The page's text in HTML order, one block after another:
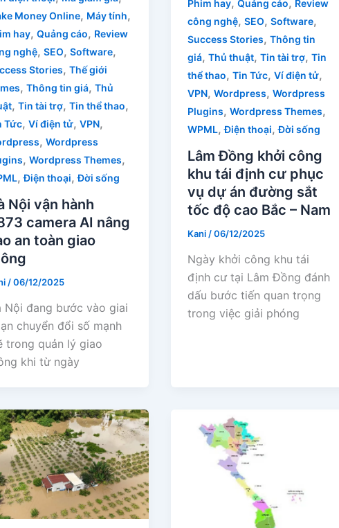
Money Online, Máy tính,
hay, Quảng cáo, Review
nghệ, SEO, Software,
Stories, Thế giới
, Thông tin giá, Thủ
, Tin tài trợ, Tin thể thao,
Tức, Ví điện tử, VPN,
, Wordpress
, Wordpress Themes,
,Điện thoại,Đời sống
Nội vận hành
camera AI nâng
an toàn giao
/06/12/2025
Nội đang bước vào giai
chuyển đổi số mạnh
trong quản lý giao
khi từ ngày
Phim hay,Quảng cáo, Review
công nghệ,SEO,Software,
Success Stories,Thông tin
giá,Thủ thuật,Tin tài trợ,Tin
thể thao,Tin Tức,Ví điện tử,
VPN,Wordpress,Wordpress
Plugins,Wordpress Themes,
WPML,Điện thoại,Đời sống
Lâm Đồng khởi công
khu tái định cư phục
vụ dự án đường sắt
tốc độ cao Bắc – Nam
Kani /06/12/2025
Ngày khởi công khu tái
định cư tại Lâm Đồng đánh
dấu bước tiến quan trọng
trong việc giải phóng